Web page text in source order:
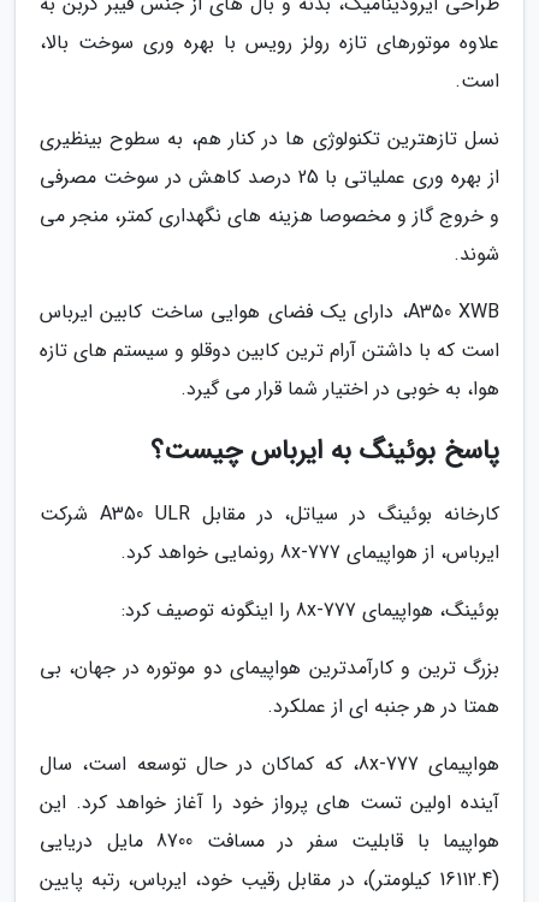
علاوه موتورهای تازه رولز رویس با بهره وری سوخت بالا،
است.
نسل تازهترین تکنولوژی ها در کنار هم، به سطوح بینظیری
از بهره وری عملیاتی با 25 درصد کاهش در سوخت مصرفی
و خروج گاز و مخصوصا هزینه های نگهداری کمتر، منجر می
شوند.
A350 XWB، دارای یک فضای هوایی ساخت کابین ایرباس
است که با داشتن آرام ترین کابین دوقلو و سیستم های تازه
هوا، به خوبی در اختیار شما قرار می گیرد.
پاسخ بوئینگ به ایرباس چیست؟
کارخانه بوئینگ در سیاتل، در مقابل A350 ULR شرکت
ایرباس، از هواپیمای 777-8x رونمایی خواهد کرد.
بوئینگ، هواپیمای 777-8x را اینگونه توصیف کرد:
بزرگ ترین و کارآمدترین هواپیمای دو موتوره در جهان، بی
همتا در هر جنبه ای از عملکرد.
هواپیمای 777-8x، که کماکان در حال توسعه است، سال
آینده اولین تست های پرواز خود را آغاز خواهد کرد. این
هواپیما با قابلیت سفر در مسافت 8700 مایل دریایی
(16112.4 کیلومتر)، در مقابل رقیب خود، ایرباس، رتبه پایین